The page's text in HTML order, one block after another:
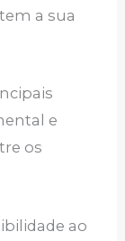
a sua
e
os
ao